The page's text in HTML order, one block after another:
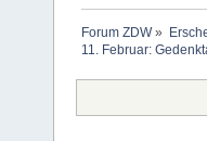
Forum ZDW»
11. Februar: